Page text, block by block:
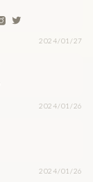
2024/01/27
2024/01/26
2024/01/26